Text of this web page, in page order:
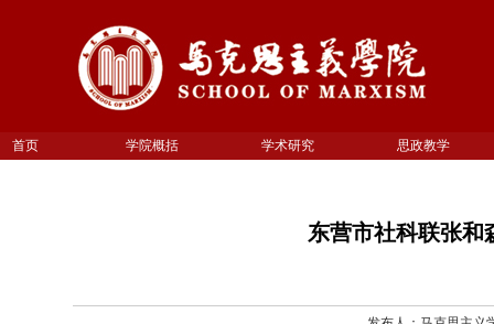
首页 学院概括 学术研究 思政教学
东营市社科联张和